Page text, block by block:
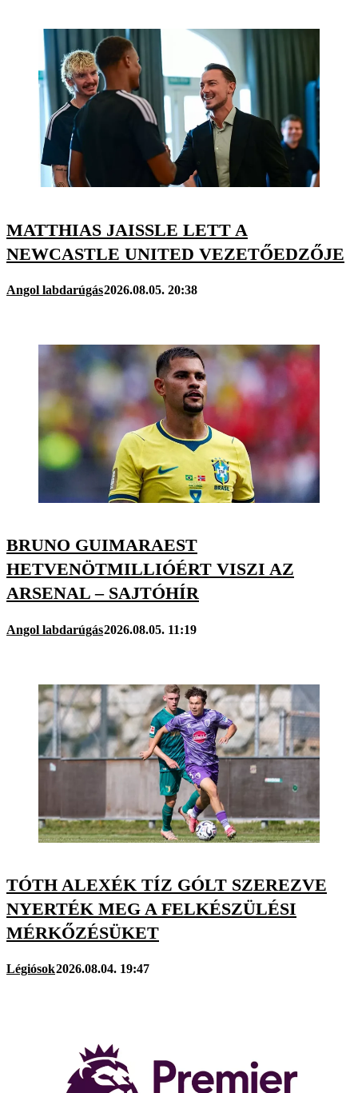
MATTHIAS JAISSLE LETT A
NEWCASTLE UNITED VEZETŐEDZŐJE
Angol labdarúgás2026.08.05. 20:38
BRUNO GUIMARAEST
HETVENÖTMILLIÓÉRT VISZI AZ
ARSENAL – SAJTÓHÍR
Angol labdarúgás2026.08.05. 11:19
TÓTH ALEXÉK TÍZ GÓLT SZEREZVE
NYERTÉK MEG A FELKÉSZÜLÉSI
MÉRKŐZÉSÜKET
Légiósok2026.08.04. 19:47